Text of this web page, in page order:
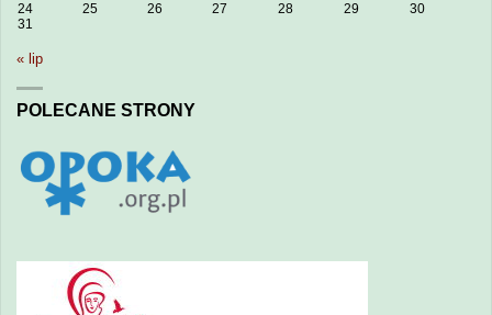
24
25 26 27 28 29
30
31
« lip
POLECANE STRONY